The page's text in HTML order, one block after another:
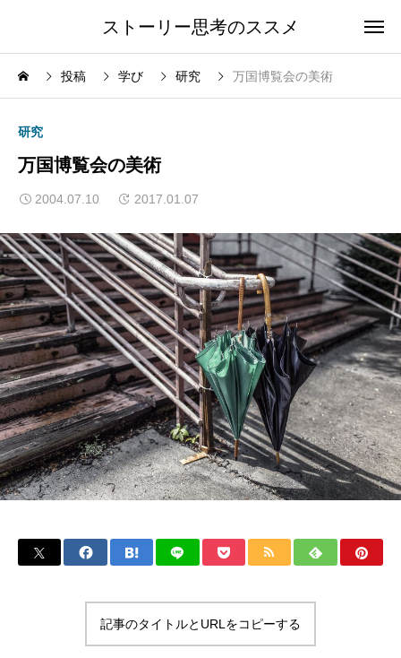
ストーリー思考のススメ
投稿 学び 研究 万国博覧会の美術
研究
万国博覧会の美術
2004.07.10 2017.01.07
記事のタイトルとURLをコピーする